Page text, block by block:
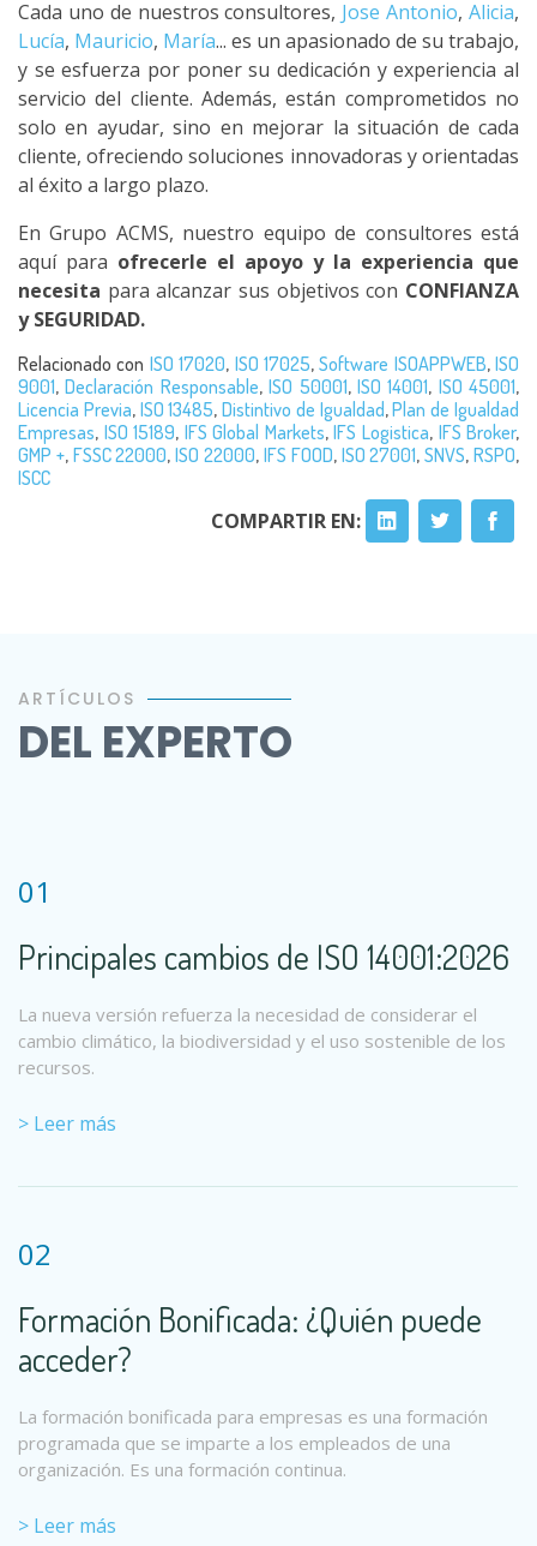
Cada uno de nuestros consultores, Jose Antonio,Alicia,
Lucía, Mauricio, María... es un apasionado de su trabajo,
y se esfuerza por poner su dedicación y experiencia al
servicio del cliente. Además, están comprometidos no
solo en ayudar, sino en mejorar la situación de cada
cliente, ofreciendo soluciones innovadoras y orientadas
al éxito a largo plazo.
En Grupo ACMS, nuestro equipo de consultores está
aquí para ofrecerle el apoyo y la experiencia que
necesita para alcanzar sus objetivos con CONFIANZA
y SEGURIDAD.
Relacionado con ISO 17020, ISO 17025,Software ISOAPPWEB, ISO
9001,Declaración Responsable,ISO 50001, ISO 14001, ISO 45001,
Licencia Previa, ISO 13485,Distintivo de Igualdad,Plan de Igualdad
Empresas, ISO 15189, IFS Global Markets,IFS Logistica, IFS Broker,
GMP +, FSSC 22000,ISO 22000, IFS FOOD, ISO 27001,SNVS,RSPO,
ISCC
COMPARTIR EN:
ARTÍCULOS
DEL EXPERTO
01
Principales cambios de ISO 14001:2026
La nueva versión refuerza la necesidad de considerar el
cambio climático, la biodiversidad y el uso sostenible de los
recursos.
> Leer más
02
Formación Bonificada: ¿Quién puede
acceder?
La formación bonificada para empresas es una formación
programada que se imparte a los empleados de una
organización. Es una formación continua.
> Leer más